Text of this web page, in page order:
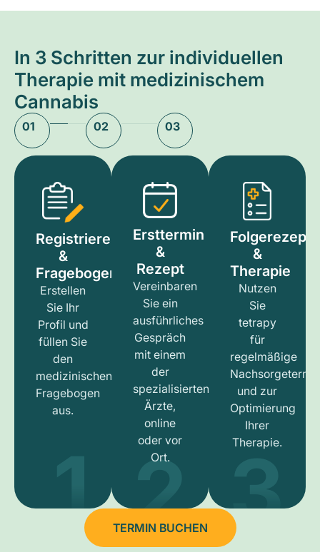
In 3 Schritten zur individuellen
Therapie mit medizinischem
Cannabis
01 02 03
Registrieren
&
Fragebogen
Erstellen
Sie Ihr
Profil und
füllen Sie
den
medizinischen
Fragebogen
aus.
1
Ersttermin
&
Rezept
Vereinbaren
Sie ein
ausführliches
Gespräch
mit einem
der
spezialisierten
Ärzte,
online
oder vor
Ort.
2
Folgerezept
&
Therapie
Nutzen
Sie
tetrapy
für
regelmäßige
und zur
Optimierung
Ihrer
Therapie.
3
TERMIN BUCHEN